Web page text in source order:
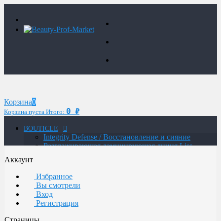
Корзина0
Корзина пуста Итого: 0 ₽
BOUTICLE
Integrity Defense / Восстановление и сияние
Разглаживающая ламинирующая линия Liss
ATELIER TREND COLOR MAN / Краситель для
мужчин
Glow Lab Repair / Интенсивное питание и
восстановление
Glow-Lab BIORICH / Объем и восстановление
Аккаунт
Избранное
Вы смотрели
Вход
Регистрация